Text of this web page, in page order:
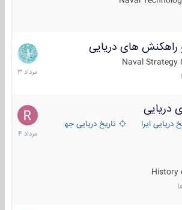
های دریایی
Naval
2
مرداد
1403
ایران تاریخ دریایی جهان
16
مرداد
1404